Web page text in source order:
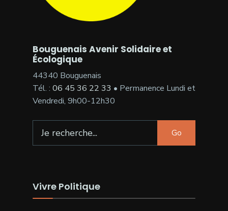
Bouguenais Avenir Solidaire et
Écologique
44340 Bouguenais
Tél. : 06 45 36 22 33 • Permanence Lundi et
Vendredi, 9h00-12h30
for:
Go
Vivre Politique